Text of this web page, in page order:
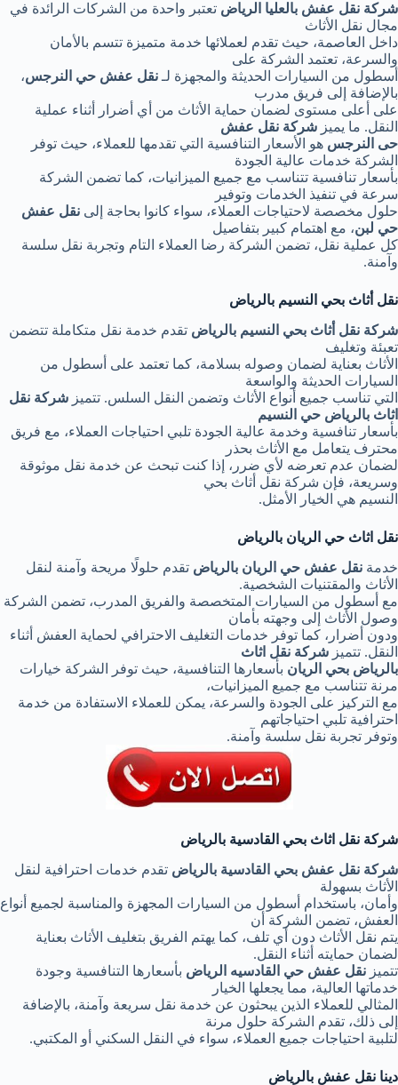
شركة نقل عفش بالعليا الرياض تعتبر واحدة من الشركات الرائدة في
مجال نقل الأثاث
داخل العاصمة، حيث تقدم لعملائها خدمة متميزة تتسم بالأمان
والسرعة، تعتمد الشركة على
أسطول من السيارات الحديثة والمجهزة لـ نقل عفش حي النرجس،
بالإضافة إلى فريق مدرب
على أعلى مستوى لضمان حماية الأثاث من أي أضرار أثناء عملية
النقل. ما يميز شركة نقل عفش
حى النرجس هو الأسعار التنافسية التي تقدمها للعملاء، حيث توفر
الشركة خدمات عالية الجودة
بأسعار تنافسية تتناسب مع جميع الميزانيات، كما تضمن الشركة
سرعة في تنفيذ الخدمات وتوفير
حلول مخصصة لاحتياجات العملاء، سواء كانوا بحاجة إلى نقل عفش
حي لبن، مع اهتمام كبير بتفاصيل
كل عملية نقل، تضمن الشركة رضا العملاء التام وتجربة نقل سلسة
وآمنة.
نقل أثاث بحي النسيم بالرياض
شركة نقل أثاث بحي النسيم بالرياض تقدم خدمة نقل متكاملة تتضمن
تعبئة وتغليف
الأثاث بعناية لضمان وصوله بسلامة، كما تعتمد على أسطول من
السيارات الحديثة والواسعة
التي تناسب جميع أنواع الأثاث وتضمن النقل السلس. تتميز شركة نقل
اثاث بالرياض حي النسيم
بأسعار تنافسية وخدمة عالية الجودة تلبي احتياجات العملاء، مع فريق
محترف يتعامل مع الأثاث بحذر
لضمان عدم تعرضه لأي ضرر، إذا كنت تبحث عن خدمة نقل موثوقة
وسريعة، فإن شركة نقل أثاث بحي
النسيم هي الخيار الأمثل.
نقل اثاث حي الريان بالرياض
خدمة نقل عفش حي الريان بالرياض تقدم حلولًا مريحة وآمنة لنقل
الأثاث والمقتنيات الشخصية.
مع أسطول من السيارات المتخصصة والفريق المدرب، تضمن الشركة
وصول الأثاث إلى وجهته بأمان
ودون أضرار، كما توفر خدمات التغليف الاحترافي لحماية العفش أثناء
النقل. تتميز شركة نقل اثاث
بالرياض بحي الريان بأسعارها التنافسية، حيث توفر الشركة خيارات
مرنة تتناسب مع جميع الميزانيات،
مع التركيز على الجودة والسرعة، يمكن للعملاء الاستفادة من خدمة
احترافية تلبي احتياجاتهم
وتوفر تجربة نقل سلسة وآمنة.
شركة نقل اثاث بحي القادسية بالرياض
شركة نقل عفش بحي القادسية بالرياض تقدم خدمات احترافية لنقل
الأثاث بسهولة
وأمان، باستخدام أسطول من السيارات المجهزة والمناسبة لجميع أنواع
العفش، تضمن الشركة أن
يتم نقل الأثاث دون أي تلف، كما يهتم الفريق بتغليف الأثاث بعناية
لضمان حمايته أثناء النقل.
تتميز نقل عفش حي القادسيه الرياض بأسعارها التنافسية وجودة
خدماتها العالية، مما يجعلها الخيار
المثالي للعملاء الذين يبحثون عن خدمة نقل سريعة وآمنة، بالإضافة
إلى ذلك، تقدم الشركة حلول مرنة
لتلبية احتياجات جميع العملاء، سواء في النقل السكني أو المكتبي.
دينا نقل عفش بالرياض